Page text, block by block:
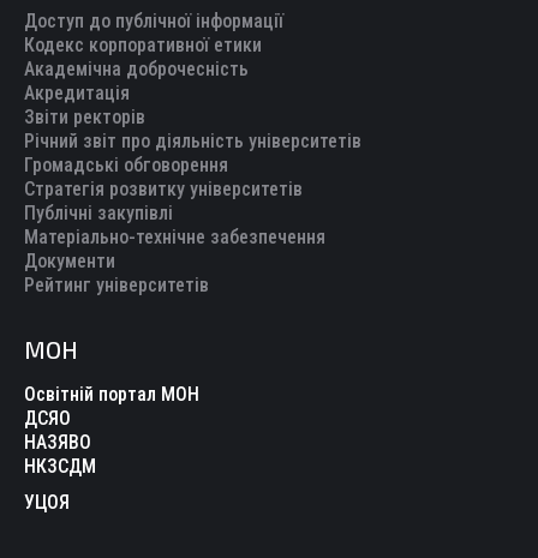
Доступ до публічної інформації
Кодекс корпоративної етики
Академічна доброчесність
Акредитація
Звіти ректорів
Річний звіт про діяльність університетів
Громадські обговорення
Стратегія розвитку університетів
Публічні закупівлі
Матеріально-технічне забезпечення
Документи
Рейтинг університетів
МОН
Освітній портал МОН
ДСЯО
НАЗЯВО
НКЗСДМ
УЦОЯ